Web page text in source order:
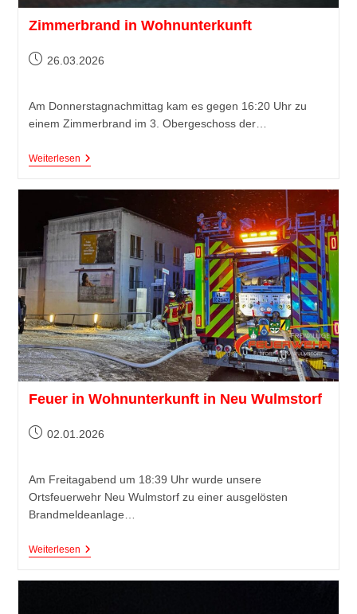
Zimmerbrand in Wohnunterkunft
26.03.2026
Am Donnerstagnachmittag kam es gegen 16:20 Uhr zu
einem Zimmerbrand im 3. Obergeschoss der…
Weiterlesen
Feuer in Wohnunterkunft in Neu Wulmstorf
02.01.2026
Am Freitagabend um 18:39 Uhr wurde unsere
Ortsfeuerwehr Neu Wulmstorf zu einer ausgelösten
Brandmeldeanlage…
Weiterlesen